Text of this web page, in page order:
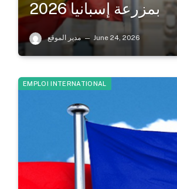
بمزرعة إسبانيا 2026
مدير الموقع June 24, 2026
EMPLOI INTERNATIONAL